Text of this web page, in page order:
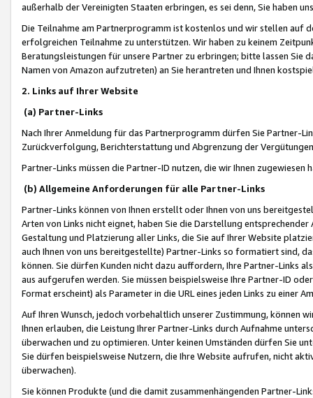
außerhalb der Vereinigten Staaten erbringen, es sei denn, Sie haben
Die Teilnahme am Partnerprogramm ist kostenlos und wir stellen auf
erfolgreichen Teilnahme zu unterstützen. Wir haben zu keinem
Beratungsleistungen für unsere Partner zu erbringen; bitte lassen Sie
Namen von Amazon aufzutreten) an Sie herantreten und Ihnen
2. Links auf Ihrer Website
(a) Partner-Links
Nach Ihrer Anmeldung für das Partnerprogramm dürfen Sie Partner-
Zurückverfolgung, Berichterstattung und Abgrenzung der
Partner-Links müssen die Partner-ID nutzen, die wir Ihnen zugewiesen
(b) Allgemeine Anforderungen für alle Partner-Links
Partner-Links können von Ihnen erstellt oder Ihnen von uns
Arten von Links nicht eignet, haben Sie die Darstellung
Gestaltung und Platzierung aller Links, die Sie auf Ihrer Website
auch Ihnen von uns bereitgestellte) Partner-Links so formatiert sind,
können. Sie dürfen Kunden nicht dazu auffordern, Ihre Partner-Links
aus aufgerufen werden. Sie müssen beispielsweise Ihre Partner-ID
Format erscheint) als Parameter in die URL eines jeden Links zu einer
Auf Ihren Wunsch, jedoch vorbehaltlich unserer Zustimmung, können
Ihnen erlauben, die Leistung Ihrer Partner-Links durch Aufnahme
überwachen und zu optimieren. Unter keinen Umständen dürfen Sie
Sie dürfen beispielsweise Nutzern, die Ihre Website aufrufen, nicht
überwachen).
Sie können Produkte (und die damit zusammenhängenden Partner-